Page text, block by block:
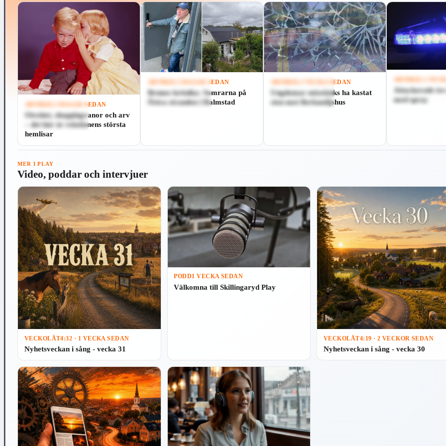
Spela
5 DAGAR SEDAN
Otrohet, shoppingvanor och arv
– det här är relationens största
hemlisar
Spela
5 DAGAR SEDAN
Brunos krönika: Somrarna på
Östra stranden i Halmstad
Spela
1 VECKA SEDAN
Ungdomar misstänks ha kastat
sten mot flerfamiljshus
Spela
1
Attackerade tre
med spray
MER I PLAY
Video, poddar och intervjuer
VECKOLÅT4:32 · 1 VECKA SEDAN
Nyhetsveckan i sång - vecka 31
PODD1 VECKA SEDAN
Välkomna till Skillingaryd Play
VECKOLÅT4:19 · 2 VECKOR SEDAN
Nyhetsveckan i sång - vecka 30